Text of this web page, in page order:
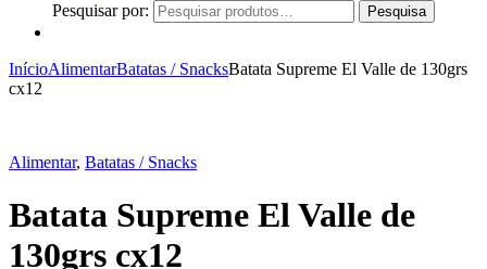
Pesquisar por:
Pesquisa
InícioAlimentarBatatas / SnacksBatata Supreme El Valle de 130grs
cx12
Alimentar, Batatas / Snacks
Batata Supreme El Valle de
130grs cx12